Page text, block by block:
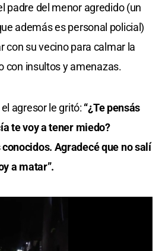
padre del menor agredido (un
además es personal policial)
con su vecino para calmar la
con insultos y amenazas.
agresor le gritó: “¿Te pensás
te voy a tener miedo?
Agradecé que no salí
a matar”.